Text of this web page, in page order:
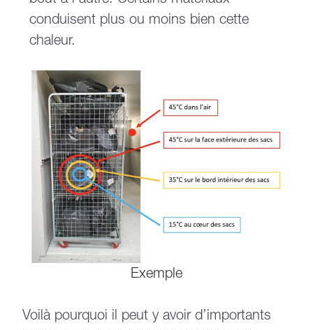
conduisent plus ou moins bien cette
chaleur.
Exemple
Voilà pourquoi il peut y avoir d’importants